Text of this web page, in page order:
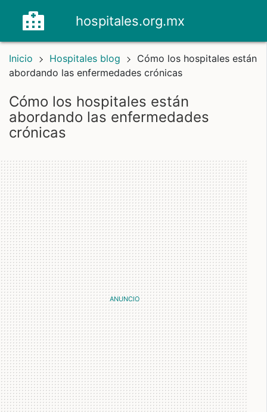
hospitales.org.mx
Inicio Hospitales blog
Cómo los hospitales están
abordando las enfermedades crónicas
Cómo los hospitales están
abordando las enfermedades
crónicas